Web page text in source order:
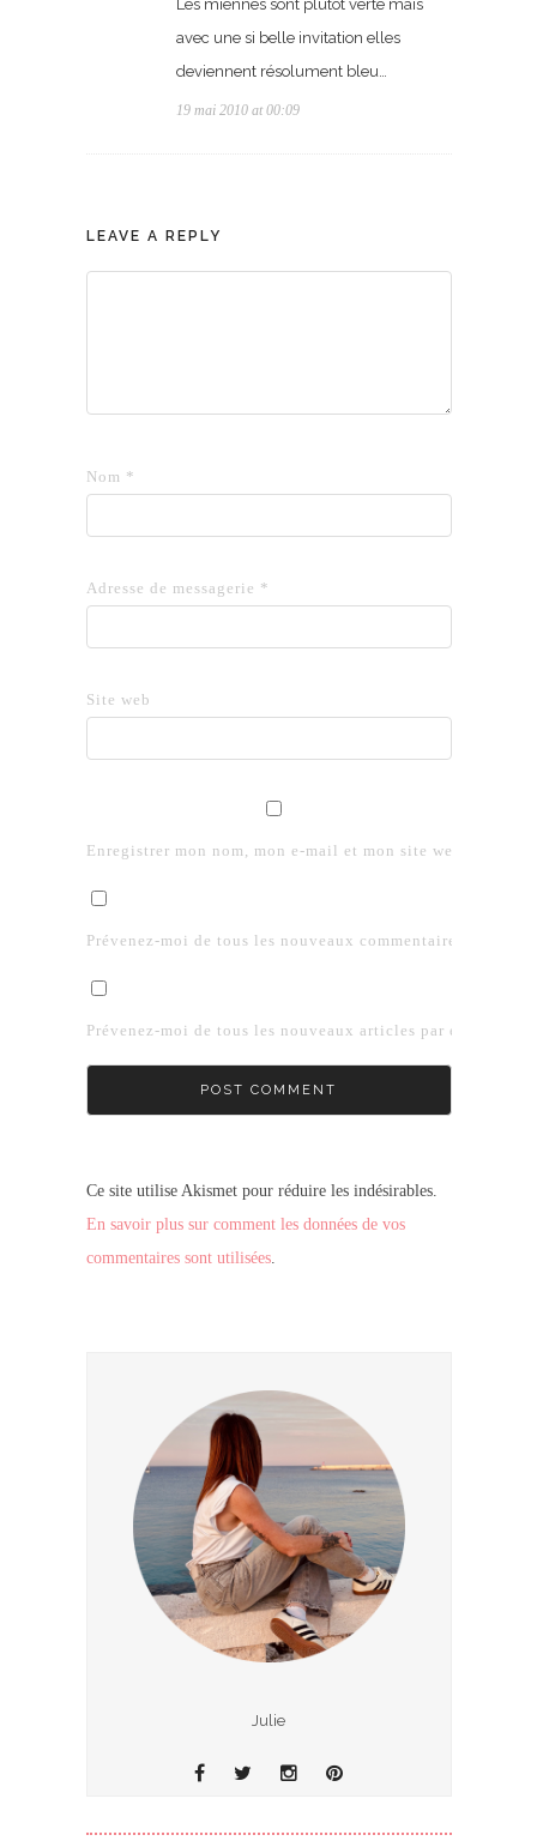
Les miennes sont plutôt verte mais
avec une si belle invitation elles
deviennent résolument bleu…
19 mai 2010 at 00:09
LEAVE A REPLY
Nom *
Adresse de messagerie *
Site web
Enregistrer mon nom, mon e-mail et mon site web dans le
Prévenez-moi de tous les nouveaux commentaires par e-
Prévenez-moi de tous les nouveaux articles par e-mail.
Ce site utilise Akismet pour réduire les indésirables.
En savoir plus sur comment les données de vos
commentaires sont utilisées.
Julie